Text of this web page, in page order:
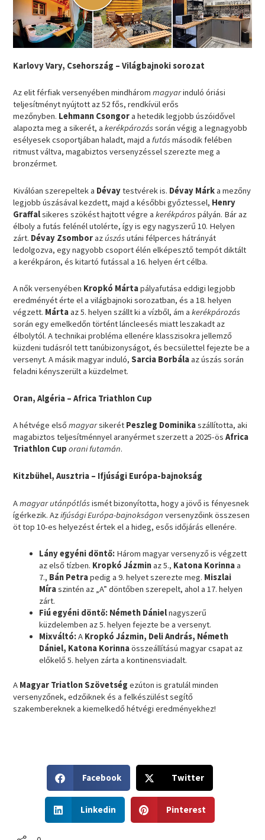
Karlovy Vary, Csehország – Világbajnoki sorozat
Az elit férfiak versenyében mindhárommagyarinduló óriási
teljesítményt nyújtott az 52 fős, rendkívül erős
mezőnyben. Lehmann Csongora hetedik legjobb úszóidővel
alapozta meg a sikerét, akerékpározássorán végig a legnagyobb
esélyesek csoportjában haladt, majd afutásmásodik felében
ritmust váltva, magabiztos versenyzéssel szerezte meg a
bronzérmet.
Kiválóan szerepeltek a Dévaytestvérek is. Dévay Márka mezőny
legjobb úszásával kezdett, majd a későbbi győztessel, Henry
Graffalsikeres szökést hajtott végre akerékpárospályán. Bár az
élboly a futás felénél utolérte, így is egy nagyszerű 10. Helyen
zárt. Dévay Zsomborazúszásutáni félperces hátrányát
ledolgozva, egy nagyobb csoport élén elképesztő tempót diktált
a kerékpáron, és kitartó futással a 16. helyen ért célba.
A nők versenyében Kropkó Mártapályafutása eddigi legjobb
eredményét érte el a világbajnoki sorozatban, és a 18. helyen
végzett. Mártaaz 5. helyen szállt ki a vízből, ám akerékpározás
során egy emelkedőn történt láncleesés miatt leszakadt az
élbolytól. A technikai probléma ellenére klasszisokra jellemző
küzdeni tudásról tett tanúbizonyságot, és becsülettel fejezte be a
versenyt. A másik magyar induló,Sarcia Borbálaaz úszás során
feladni kényszerült a küzdelmet.
Oran, Algéria – Africa Triathlon Cup
A hétvége elsőmagyarsikerét Peszleg Dominikaszállította, aki
magabiztos teljesítménnyel aranyérmet szerzett a 2025-ösAfrica
Triathlon Cup orani futamán.
Kitzbühel, Ausztria – Ifjúsági Európa-bajnokság
Amagyar utánpótlásismét bizonyította, hogy a jövő is fényesnek
ígérkezik. Azifjúsági Európa-bajnokságon versenyzőink összesen
öt top 10-es helyezést értek el a hideg, esős időjárás ellenére.
Lány egyéni döntő: Három magyar versenyző is végzett
az első tízben. Kropkó Jázminaz 5., Katona Korinnaa
7., Bán Petrapedig a 9. helyet szerezte meg. Miszlai
Míraszintén az „A” döntőben szerepelt, ahol a 17. helyen
zárt.
Fiú egyéni döntő: Németh Dánielnagyszerű
küzdelemben az 5. helyen fejezte be a versenyt.
Mixváltó:A Kropkó Jázmin, Deli András, Németh
Dániel, Katona Korinnaösszeállítású magyar csapat az
előkelő 5. helyen zárta a kontinensviadalt.
A Magyar Triatlon Szövetség ezúton is gratulál minden
versenyzőnek, edzőiknek és a felkészülést segítő
szakembereknek a kiemelkedő hétvégi eredményekhez!
h
r
Facebook
h
Twitter
h
Linkedin
h
Pinterest